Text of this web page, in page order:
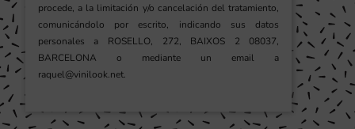
procede, a la limitación y/o cancelación del tratamiento,
comunicándolo por escrito, indicando sus datos
personales a ROSELLO, 272, BAIXOS 2 08037,
BARCELONA o mediante un email a
raquel@vinilook.net.